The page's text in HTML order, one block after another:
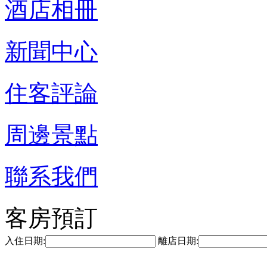
酒店相冊
新聞中心
住客評論
周邊景點
聯系我們
客房預訂
入住日期: 離店日期: